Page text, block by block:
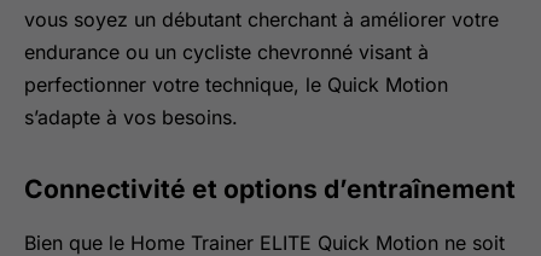
vous soyez un débutant cherchant à améliorer votre
endurance ou un cycliste chevronné visant à
perfectionner votre technique, le Quick Motion
s’adapte à vos besoins.
Connectivité et options d’entraînement
Bien que le Home Trainer ELITE Quick Motion ne soit